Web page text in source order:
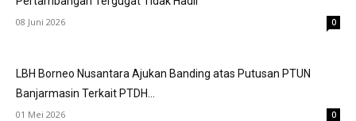
08 Juni 2026 0
LBH Borneo Nusantara Ajukan Banding atas Putusan PTUN
Banjarmasin Terkait PTDH...
01 Mei 2026 0